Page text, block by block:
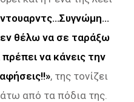
θέλω να σε ταράξω
να κάνεις την
, της τονίζει
από τα πόδια της.